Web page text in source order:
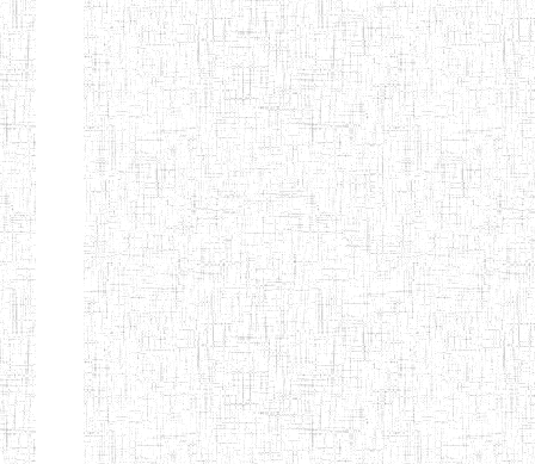
ENPIEG
BILINGUE
MAGAWATI
10/10/2013 ENIEG Privé
ENIEG
BILINGUE
MATSIAZE
10/07/2000 ENIEG Privé
ENPIEG
BILINGUE
SENTTI-IBES
20/08/2015 ENIEG Privé
ENIEG PRIVEE
06/06/2016 ENIEG Privé